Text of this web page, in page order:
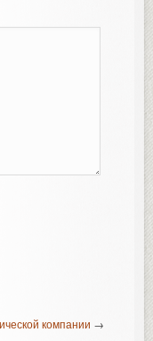
компании →